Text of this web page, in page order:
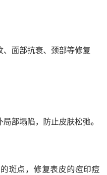
面部抗衰、颈部等修复
部塌陷，防止皮肤松弛。
斑点，修复表皮的痘印痘